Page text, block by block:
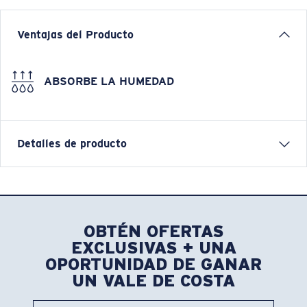
Ventajas del Producto
ABSORBE LA HUMEDAD
Detalles de producto
• 6P structured flatbrim snapback
• All over twill fabric
• Printed front patch with Morgan graphic with
embrioidered edge
OBTÉN OFERTAS
EXCLUSIVAS + UNA
OPORTUNIDAD DE GANAR
UN VALE DE COSTA